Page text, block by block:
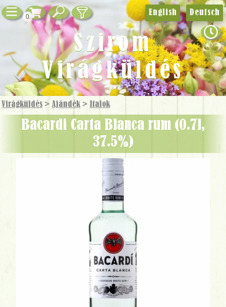
0
Virágküldés >Ajándék > Italok
Bacardi Carta Blanca rum (0.7l,
37.5%)
English Deutsch
Szirom
Virágküldés